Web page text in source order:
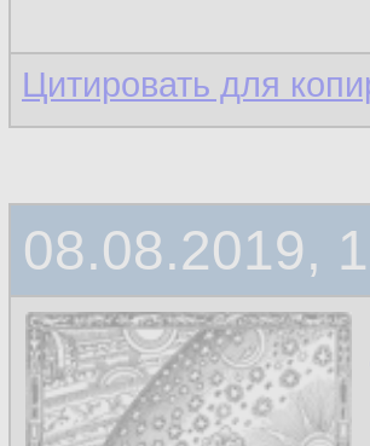
Цитировать для
08.08.2019,